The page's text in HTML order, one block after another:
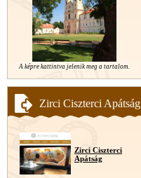
A képre kattintva jelenik meg a tartalom.
Zirci Ciszterci Apátság
Zirci Ciszterci
Apátság